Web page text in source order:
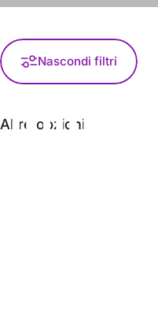
Tutti
Nascondi filtri
Altre opzioni